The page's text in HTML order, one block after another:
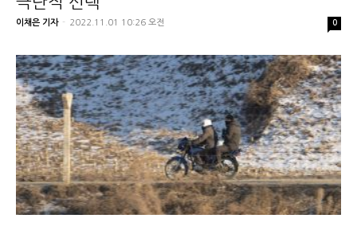
이채은 기자 - 2022.11.01 10:26 오전 0